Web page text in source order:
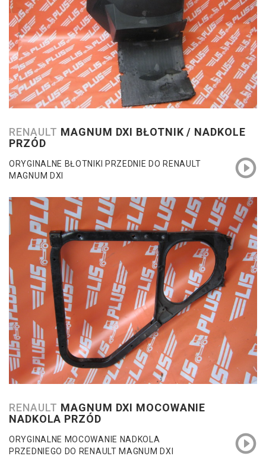
RENAULT MAGNUM DXI BŁOTNIK / NADKOLE
PRZÓD
ORYGINALNE BŁOTNIKI PRZEDNIE DO RENAULT
MAGNUM DXI
RENAULT MAGNUM DXI MOCOWANIE
NADKOLA PRZÓD
ORYGINALNE MOCOWANIE NADKOLA
PRZEDNIEGO DO RENAULT MAGNUM DXI